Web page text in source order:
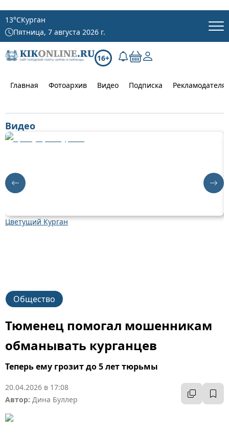
13°CКурган
Пятница, 7 августа 2026 г.
16+
Главная Фотоархив Видео Подписка
Видео
Цветущий Курган
Общество
Тюменец помогал мошенникам
обманывать курганцев
Теперь ему грозит до 5 лет тюрьмы
20.04.2026 в 17:08
Автор: Дина Буллер